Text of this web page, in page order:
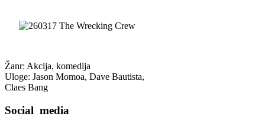
Žanr: Akcija, komedija
Uloge: Jason Momoa, Dave Bautista,
Claes Bang
Social media